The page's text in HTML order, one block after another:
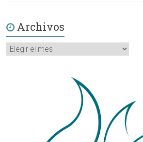
Archivos
Archivos